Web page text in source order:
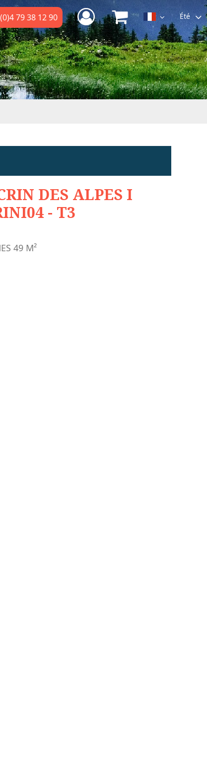
79 38 12 90 Été
DES ALPES I
- T3
49 M²